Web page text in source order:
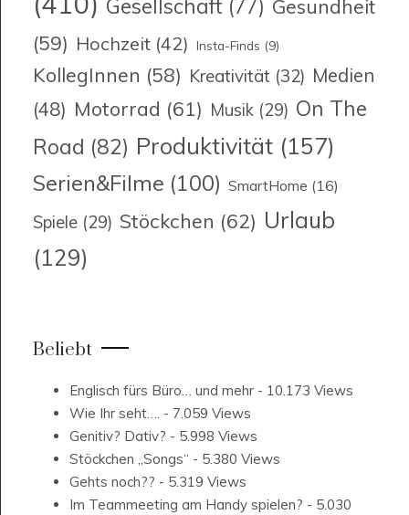
Gesellschaft (77) Gesundheit
(59) Hochzeit (42) Insta-Finds (9)
KollegInnen (58) Kreativität (32) Medien
(48) Motorrad (61) Musik (29) On The
Road (82) Produktivität (157)
Serien&Filme (100) SmartHome (16)
Spiele (29) Stöckchen (62) Urlaub
(129)
Beliebt
Englisch fürs Büro… und mehr - 10.173 Views
Wie Ihr seht…. - 7.059 Views
Genitiv? Dativ? - 5.998 Views
Stöckchen „Songs“ - 5.380 Views
Gehts noch?? - 5.319 Views
Im Teammeeting am Handy spielen? - 5.030